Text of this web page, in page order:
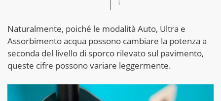
i
Naturalmente, poiché le modalità Auto, Ultra e
Assorbimento acqua possono cambiare la potenza a
seconda del livello di sporco rilevato sul pavimento,
queste cifre possono variare leggermente.